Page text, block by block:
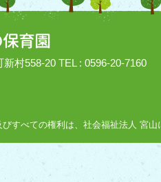
村558-20 TEL : 0596-20-7160
びすべての権利は、社会福祉法人 宮